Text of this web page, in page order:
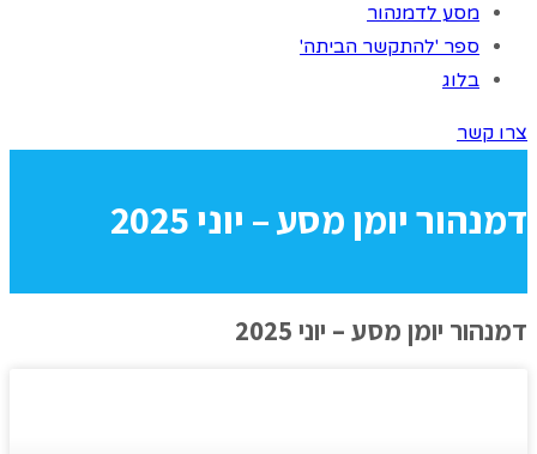
מסע לדמנהור
ספר 'להתקשר הביתה'
בלוג
צרו קשר
דמנהור יומן מסע – יוני 2025
דמנהור יומן מסע – יוני 2025